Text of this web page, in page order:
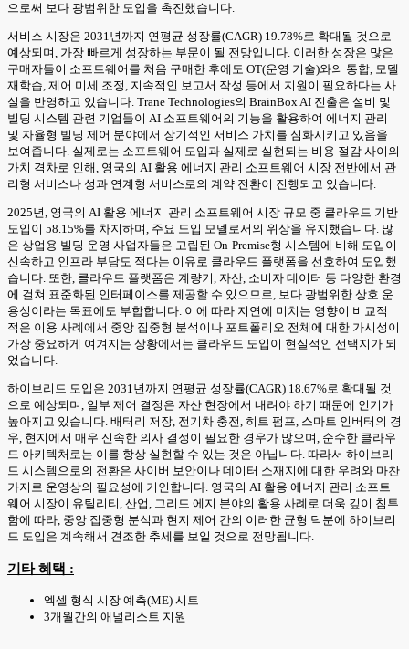
으로써 보다 광범위한 도입을 촉진했습니다.
서비스 시장은 2031년까지 연평균 성장률(CAGR) 19.78%로 확대될 것으로
예상되며, 가장 빠르게 성장하는 부문이 될 전망입니다. 이러한 성장은 많은
구매자들이 소프트웨어를 처음 구매한 후에도 OT(운영 기술)와의 통합, 모델
재학습, 제어 미세 조정, 지속적인 보고서 작성 등에서 지원이 필요하다는 사
실을 반영하고 있습니다. Trane Technologies의 BrainBox AI 진출은 설비 및
빌딩 시스템 관련 기업들이 AI 소프트웨어의 기능을 활용하여 에너지 관리
및 자율형 빌딩 제어 분야에서 장기적인 서비스 가치를 심화시키고 있음을
보여줍니다. 실제로는 소프트웨어 도입과 실제로 실현되는 비용 절감 사이의
가치 격차로 인해, 영국의 AI 활용 에너지 관리 소프트웨어 시장 전반에서 관
리형 서비스나 성과 연계형 서비스로의 계약 전환이 진행되고 있습니다.
2025년, 영국의 AI 활용 에너지 관리 소프트웨어 시장 규모 중 클라우드 기반
도입이 58.15%를 차지하며, 주요 도입 모델로서의 위상을 유지했습니다. 많
은 상업용 빌딩 운영 사업자들은 고립된 On-Premise형 시스템에 비해 도입이
신속하고 인프라 부담도 적다는 이유로 클라우드 플랫폼을 선호하여 도입했
습니다. 또한, 클라우드 플랫폼은 계량기, 자산, 소비자 데이터 등 다양한 환경
에 걸쳐 표준화된 인터페이스를 제공할 수 있으므로, 보다 광범위한 상호 운
용성이라는 목표에도 부합합니다. 이에 따라 지연에 미치는 영향이 비교적
적은 이용 사례에서 중앙 집중형 분석이나 포트폴리오 전체에 대한 가시성이
가장 중요하게 여겨지는 상황에서는 클라우드 도입이 현실적인 선택지가 되
었습니다.
하이브리드 도입은 2031년까지 연평균 성장률(CAGR) 18.67%로 확대될 것
으로 예상되며, 일부 제어 결정은 자산 현장에서 내려야 하기 때문에 인기가
높아지고 있습니다. 배터리 저장, 전기차 충전, 히트 펌프, 스마트 인버터의 경
우, 현지에서 매우 신속한 의사 결정이 필요한 경우가 많으며, 순수한 클라우
드 아키텍처로는 이를 항상 실현할 수 있는 것은 아닙니다. 따라서 하이브리
드 시스템으로의 전환은 사이버 보안이나 데이터 소재지에 대한 우려와 마찬
가지로 운영상의 필요성에 기인합니다. 영국의 AI 활용 에너지 관리 소프트
웨어 시장이 유틸리티, 산업, 그리드 에지 분야의 활용 사례로 더욱 깊이 침투
함에 따라, 중앙 집중형 분석과 현지 제어 간의 이러한 균형 덕분에 하이브리
드 도입은 계속해서 견조한 추세를 보일 것으로 전망됩니다.
기타 혜택 :
엑셀 형식 시장 예측(ME) 시트
3개월간의 애널리스트 지원